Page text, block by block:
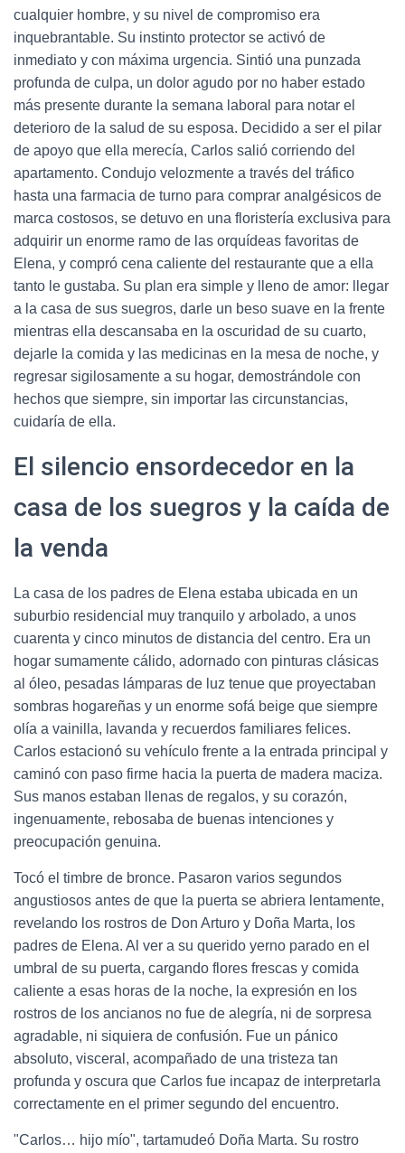
cualquier hombre, y su nivel de compromiso era
inquebrantable. Su instinto protector se activó de
inmediato y con máxima urgencia. Sintió una punzada
profunda de culpa, un dolor agudo por no haber estado
más presente durante la semana laboral para notar el
deterioro de la salud de su esposa. Decidido a ser el pilar
de apoyo que ella merecía, Carlos salió corriendo del
apartamento. Condujo velozmente a través del tráfico
hasta una farmacia de turno para comprar analgésicos de
marca costosos, se detuvo en una floristería exclusiva para
adquirir un enorme ramo de las orquídeas favoritas de
Elena, y compró cena caliente del restaurante que a ella
tanto le gustaba. Su plan era simple y lleno de amor: llegar
a la casa de sus suegros, darle un beso suave en la frente
mientras ella descansaba en la oscuridad de su cuarto,
dejarle la comida y las medicinas en la mesa de noche, y
regresar sigilosamente a su hogar, demostrándole con
hechos que siempre, sin importar las circunstancias,
cuidaría de ella.
El silencio ensordecedor en la
casa de los suegros y la caída de
la venda
La casa de los padres de Elena estaba ubicada en un
suburbio residencial muy tranquilo y arbolado, a unos
cuarenta y cinco minutos de distancia del centro. Era un
hogar sumamente cálido, adornado con pinturas clásicas
al óleo, pesadas lámparas de luz tenue que proyectaban
sombras hogareñas y un enorme sofá beige que siempre
olía a vainilla, lavanda y recuerdos familiares felices.
Carlos estacionó su vehículo frente a la entrada principal y
caminó con paso firme hacia la puerta de madera maciza.
Sus manos estaban llenas de regalos, y su corazón,
ingenuamente, rebosaba de buenas intenciones y
preocupación genuina.
Tocó el timbre de bronce. Pasaron varios segundos
angustiosos antes de que la puerta se abriera lentamente,
revelando los rostros de Don Arturo y Doña Marta, los
padres de Elena. Al ver a su querido yerno parado en el
umbral de su puerta, cargando flores frescas y comida
caliente a esas horas de la noche, la expresión en los
rostros de los ancianos no fue de alegría, ni de sorpresa
agradable, ni siquiera de confusión. Fue un pánico
absoluto, visceral, acompañado de una tristeza tan
profunda y oscura que Carlos fue incapaz de interpretarla
correctamente en el primer segundo del encuentro.
"Carlos… hijo mío", tartamudeó Doña Marta. Su rostro